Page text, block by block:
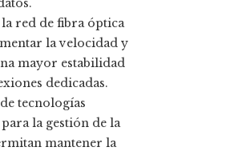
red de fibra óptica
la velocidad y
mayor estabilidad
dedicadas.
tecnologías
para la gestión de la
mantener la